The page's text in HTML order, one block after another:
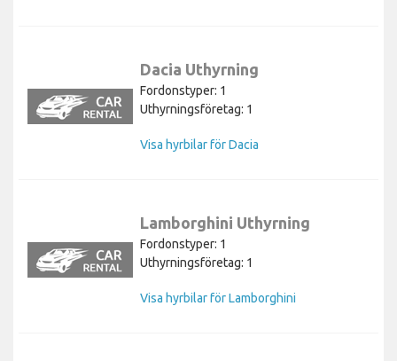
Dacia Uthyrning
Fordonstyper: 1
Uthyrningsföretag: 1
Visa hyrbilar för Dacia
Lamborghini Uthyrning
Fordonstyper: 1
Uthyrningsföretag: 1
Visa hyrbilar för Lamborghini